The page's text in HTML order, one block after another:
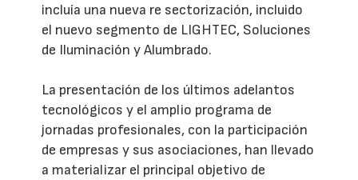
incluía una nueva re sectorización, incluido
el nuevo segmento de LIGHTEC, Soluciones
de Iluminación y Alumbrado.
La presentación de los últimos adelantos
tecnológicos y el amplio programa de
jornadas profesionales, con la participación
de empresas y sus asociaciones, han llevado
a materializar el principal objetivo de